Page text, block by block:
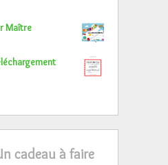
Maître
cadeau à faire